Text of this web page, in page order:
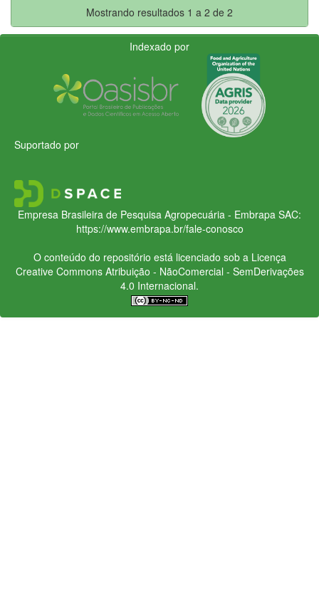
Mostrando resultados 1 a 2 de 2
Indexado por
Suportado por
Empresa Brasileira de Pesquisa Agropecuária - Embrapa SAC:
https://www.embrapa.br/fale-conosco
O conteúdo do repositório está licenciado sob a Licença
Creative CommonsAtribuição - NãoComercial - SemDerivações
4.0 Internacional.